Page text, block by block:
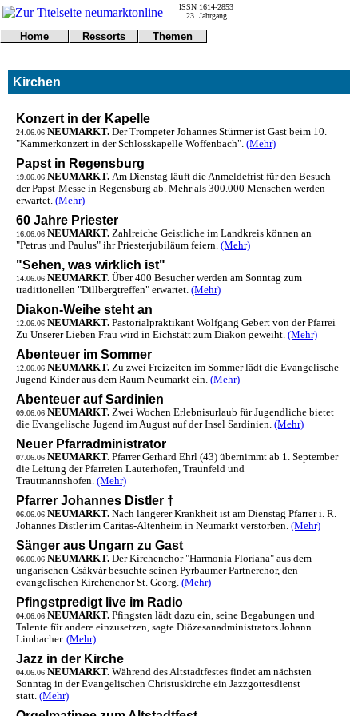
Kirchen
Konzert in der Kapelle
24.06.06 NEUMARKT. Der Trompeter Johannes Stürmer ist Gast beim 10.
"Kammerkonzert in der Schlosskapelle Woffenbach". (Mehr)
Papst in Regensburg
19.06.06 NEUMARKT. Am Dienstag läuft die Anmeldefrist für den Besuch
der Papst-Messe in Regensburg ab. Mehr als 300.000 Menschen werden
erwartet. (Mehr)
60 Jahre Priester
16.06.06 NEUMARKT. Zahlreiche Geistliche im Landkreis können an
"Petrus und Paulus" ihr Priesterjubiläum feiern. (Mehr)
"Sehen, was wirklich ist"
14.06.06 NEUMARKT. Über 400 Besucher werden am Sonntag zum
traditionellen "Dillbergtreffen" erwartet. (Mehr)
Diakon-Weihe steht an
12.06.06 NEUMARKT. Pastorialpraktikant Wolfgang Gebert von der Pfarrei
Zu Unserer Lieben Frau wird in Eichstätt zum Diakon geweiht. (Mehr)
Abenteuer im Sommer
12.06.06 NEUMARKT. Zu zwei Freizeiten im Sommer lädt die Evangelische
Jugend Kinder aus dem Raum Neumarkt ein. (Mehr)
Abenteuer auf Sardinien
09.06.06 NEUMARKT. Zwei Wochen Erlebnisurlaub für Jugendliche bietet
die Evangelische Jugend im August auf der Insel Sardinien. (Mehr)
Neuer Pfarradministrator
07.06.06 NEUMARKT. Pfarrer Gerhard Ehrl (43) übernimmt ab 1. September
die Leitung der Pfarreien Lauterhofen, Traunfeld und
Trautmannshofen. (Mehr)
Pfarrer Johannes Distler †
06.06.06 NEUMARKT. Nach längerer Krankheit ist am Dienstag Pfarrer i. R.
Johannes Distler im Caritas-Altenheim in Neumarkt verstorben. (Mehr)
Sänger aus Ungarn zu Gast
06.06.06 NEUMARKT. Der Kirchenchor "Harmonia Floriana" aus dem
ungarischen Csákvár besuchte seinen Pyrbaumer Partnerchor, den
evangelischen Kirchenchor St. Georg. (Mehr)
Pfingstpredigt live im Radio
04.06.06 NEUMARKT. Pfingsten lädt dazu ein, seine Begabungen und
Talente für andere einzusetzen, sagte Diözesanadministrators Johann
Limbacher. (Mehr)
Jazz in der Kirche
04.06.06 NEUMARKT. Während des Altstadtfestes findet am nächsten
Sonntag in der Evangelischen Christuskirche ein Jazzgottesdienst
statt. (Mehr)
ISSN 1614-2853
23. Jahrgang
Home
Kontakt
Notfall
Ressorts
Kultur
Polizei
Wetter
Leser
Themen
Online
Gesundheit
Tipps
Land
@NM
Freizeit
Schule
Eilmeldungen